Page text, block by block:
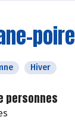
poire
Hiver
personnes